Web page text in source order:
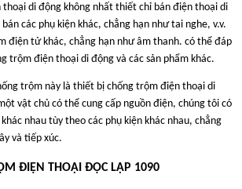
thoại di động không nhất thiết chỉ bán điện thoại di
các phụ kiện khác, chẳng hạn như tai nghe, v.v.
điện tử khác, chẳng hạn như âm thanh. có thể đáp
trộm điện thoại di động và các sản phẩm khác.
trộm này là thiết bị chống trộm điện thoại di
vật chủ có thể cung cấp nguồn điện, chúng tôi có
nhau tùy theo các phụ kiện khác nhau, chẳng
và tiếp xúc.
ĐIỆN THOẠI ĐỘC LẬP 1090